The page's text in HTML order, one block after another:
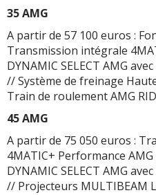
35 AMG
A partir de 57 100 euros :
Transmission intégrale
DYNAMIC SELECT AMG
// Système de freinage
Train de roulement AMG
45 AMG
A partir de 75 050 euros :
4MATIC+ Performance AMG
DYNAMIC SELECT AMG
// Projecteurs MULTIBEAM